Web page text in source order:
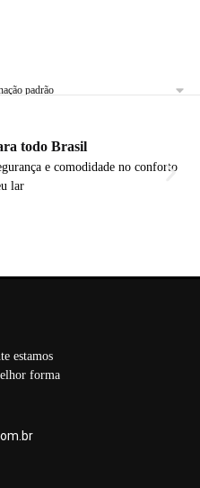
todo Brasil
e comodidade no conforto
lar
estamos
forma